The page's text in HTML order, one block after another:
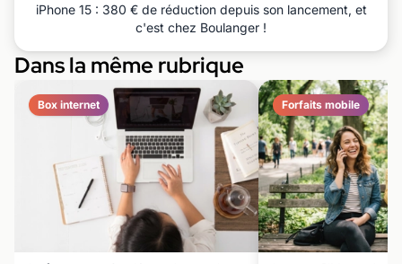
iPhone 15 : 380 € de réduction depuis son lancement, et
c'est chez Boulanger !
Dans la même rubrique
Box internet Forfaits mobile